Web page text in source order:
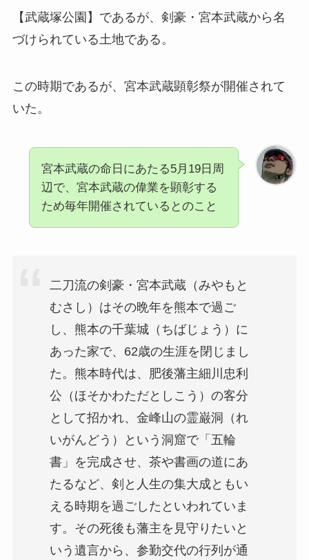
【武蔵塚公園】であるが、剣豪・宮本武蔵から名
づけられている土地である。
この時期であるが、宮本武蔵顕彰祭が開催されて
いた。
宮本武蔵の命日にあたる5月19日周
辺で、宮本武蔵の偉業を顕彰する
ため毎年開催されているとのこと
二刀流の剣豪・宮本武蔵（みやもと
むさし）はその晩年を熊本で過ご
し、熊本の千葉城（ちばじょう）に
あった家で、62歳の生涯を閉じまし
た。熊本時代は、肥後藩主細川忠利
公（ほそかわただとしこう）の客分
として招かれ、金峰山の霊巌洞（れ
いがんどう）という洞窟で「五輪
書」を完成させ、茶や書画の道にあ
たるなど、剣と人生の集大成ともい
える時期を過ごしたといわれていま
す。その死後も藩主を見守りたいと
いう遺言から、参勤交代の行列が通